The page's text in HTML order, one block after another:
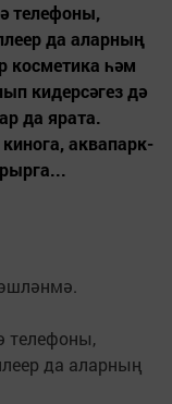
телефоны,
да аларның
косметика һәм
кидерсәгез дә
да ярата.
кинога, аквапарк­
телефоны,
да аларның